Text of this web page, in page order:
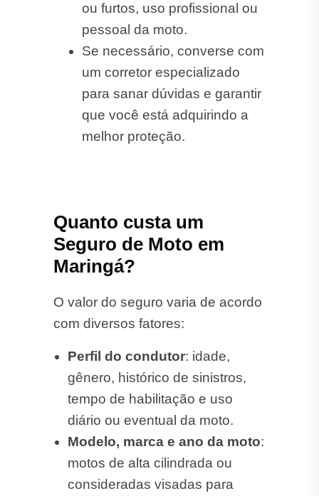
ou furtos, uso profissional ou
pessoal da moto.
Se necessário, converse com
um corretor especializado
para sanar dúvidas e garantir
que você está adquirindo a
melhor proteção.
Quanto custa um
Seguro de Moto em
Maringá?
O valor do seguro varia de acordo
com diversos fatores:
Perfil do condutor: idade,
gênero, histórico de sinistros,
tempo de habilitação e uso
diário ou eventual da moto.
Modelo, marca e ano da moto:
motos de alta cilindrada ou
consideradas visadas para